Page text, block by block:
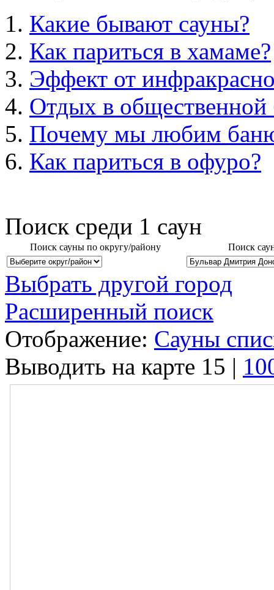
Какие бывают сауны?
Как париться в хамаме?
Эффект от
Отдых в общественной
Почему мы любим
Как париться в офуро?
Поиск среди 1 саун
Поиск сауны по округу/району Поиск
Выбрать другой город
Расширенный поиск
Отображение: Сауны
Выводить на карте 15 |